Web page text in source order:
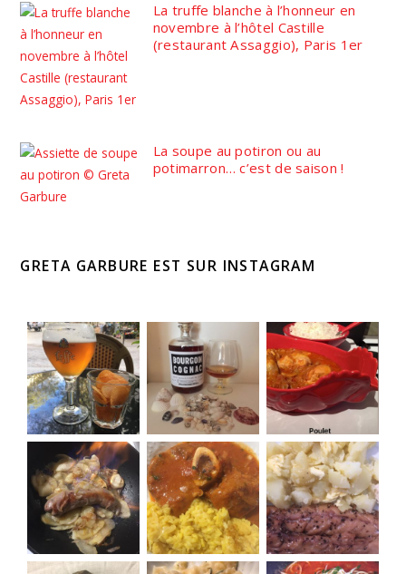
La truffe blanche à l’honneur en
novembre à l’hôtel Castille
(restaurant Assaggio), Paris 1er
La soupe au potiron ou au
potimarron… c’est de saison !
GRETA GARBURE EST SUR INSTAGRAM